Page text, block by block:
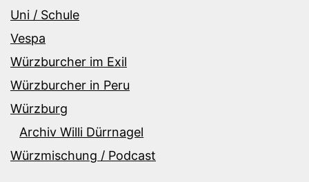
Uni / Schule
Vespa
Würzburcher im Exil
Würzburcher in Peru
Würzburg
Archiv Willi Dürrnagel
Würzmischung / Podcast